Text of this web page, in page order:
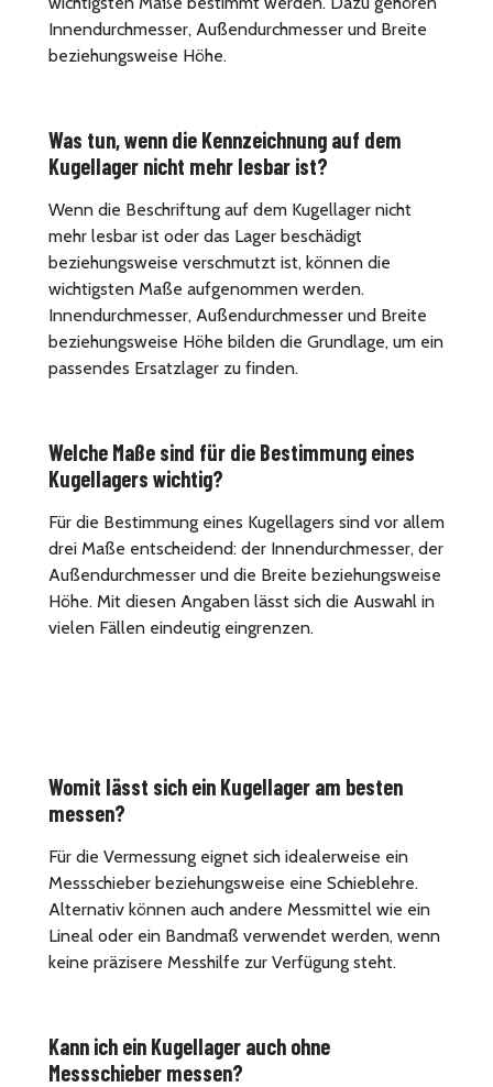
Innendurchmesser, Außendurchmesser und Breite
beziehungsweise Höhe.
Was tun, wenn die Kennzeichnung auf dem
Kugellager nicht mehr lesbar ist?
Wenn die Beschriftung auf dem Kugellager nicht
mehr lesbar ist oder das Lager beschädigt
beziehungsweise verschmutzt ist, können die
wichtigsten Maße aufgenommen werden.
Innendurchmesser, Außendurchmesser und Breite
beziehungsweise Höhe bilden die Grundlage, um ein
passendes Ersatzlager zu finden.
Welche Maße sind für die Bestimmung eines
Kugellagers wichtig?
Für die Bestimmung eines Kugellagers sind vor allem
drei Maße entscheidend: der Innendurchmesser, der
Außendurchmesser und die Breite beziehungsweise
Höhe. Mit diesen Angaben lässt sich die Auswahl in
vielen Fällen eindeutig eingrenzen.
Womit lässt sich ein Kugellager am besten
messen?
Für die Vermessung eignet sich idealerweise ein
Messschieber beziehungsweise eine Schieblehre.
Alternativ können auch andere Messmittel wie ein
Lineal oder ein Bandmaß verwendet werden, wenn
keine präzisere Messhilfe zur Verfügung steht.
Kann ich ein Kugellager auch ohne
Messschieber messen?